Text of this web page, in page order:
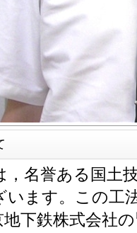
，名誉ある国土
います。この工
地下鉄株式会社